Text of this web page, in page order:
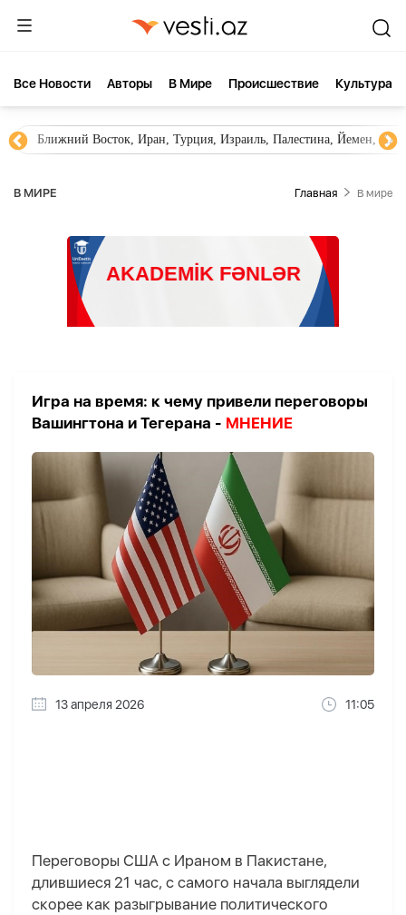
Все Новости Aвторы В Мире Происшествие Культура
Ближний Восток, Иран, Турция, Израиль, Палестина, Йемен,
В МИРЕ Главная В мире
Игра на время: к чему привели переговоры
Вашингтона и Тегерана - МНЕНИЕ
13 апреля 2026 11:05
Переговоры США с Ираном в Пакистане,
длившиеся 21 час, с самого начала выглядели
скорее как разыгрывание политического